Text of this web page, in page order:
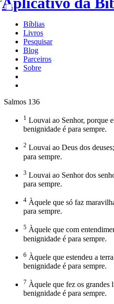
Bíblias
Livros
Pesquisar
Blog
Parceiros
Sobre
Salmos 136
1 Louvai ao Senhor, porque
benignidade é para sempre.
2 Louvai ao Deus dos
para sempre.
3 Louvai ao Senhor dos
para sempre.
4 Àquele que só faz
para sempre.
5 Àquele que com
benignidade é para sempre.
6 Àquele que estendeu a
benignidade é para sempre.
7 Àquele que fez os grandes
benignidade é para sempre.